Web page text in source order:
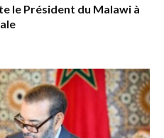
le Président du Malawi à